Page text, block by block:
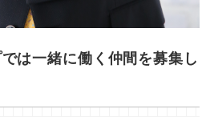
は一緒に働く仲間を募集し